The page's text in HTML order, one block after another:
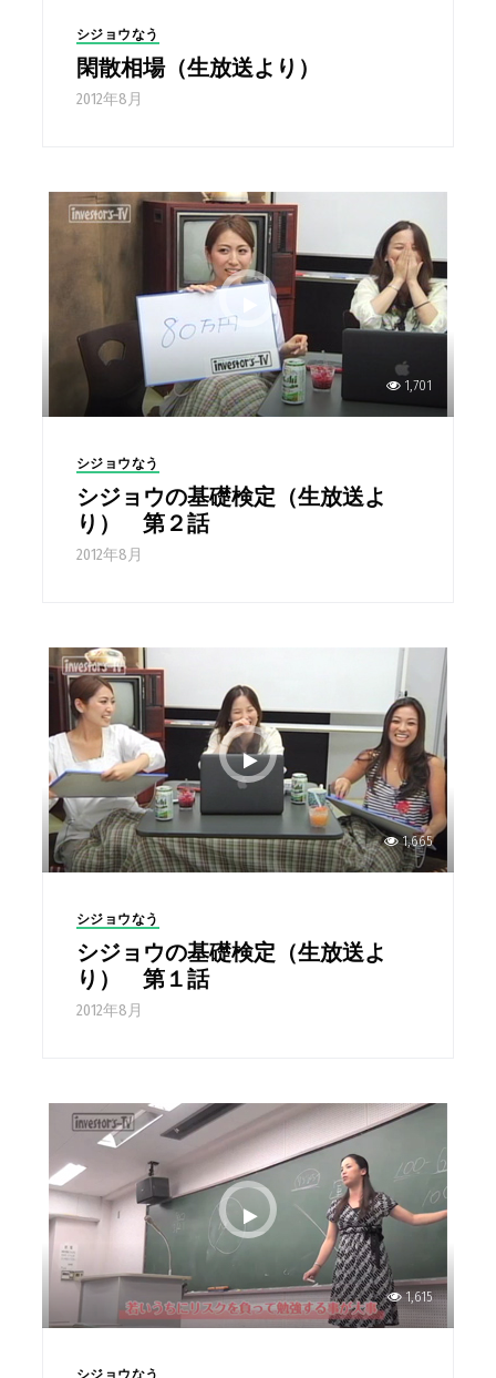
シジョウなう
閑散相場（生放送より）
2012年8月
1,701
シジョウなう
シジョウの基礎検定（生放送よ
り） 第２話
2012年8月
1,665
シジョウなう
シジョウの基礎検定（生放送よ
り） 第１話
2012年8月
1,615
シジョウなう